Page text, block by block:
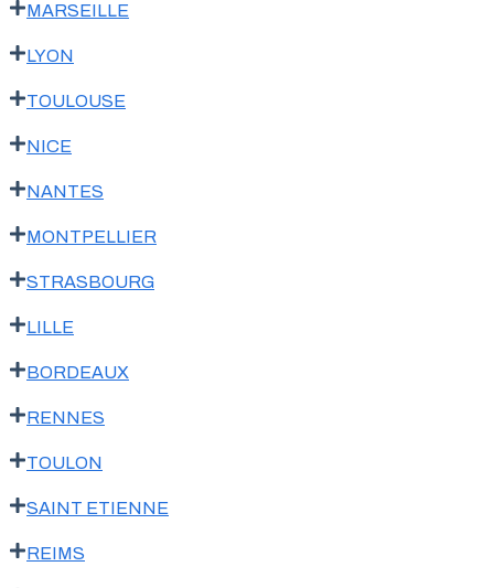
MARSEILLE
LYON
TOULOUSE
NICE
NANTES
MONTPELLIER
STRASBOURG
LILLE
BORDEAUX
RENNES
TOULON
SAINT ETIENNE
REIMS